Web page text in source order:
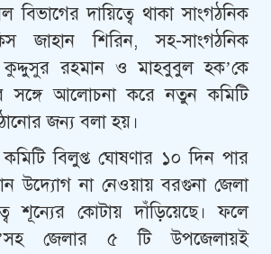
বিভাগের দায়িত্বে থাকা সাংগঠনিক
জাহান শিরিন, সহ-সাংগঠনিক
রহমান ও মাহবুবুল হক’কে
সঙ্গে আলোচনা করে নতুন কমিটি
জন্য বলা হয়।
বিলুপ্ত ঘোষণার ১০ দিন পার
উদ্যোগ না নেওয়ায় বরগুনা জেলা
শূন্যের কোটায় দাঁড়িয়েছে। ফলে
জেলার ৫ টি উপজেলায়ই